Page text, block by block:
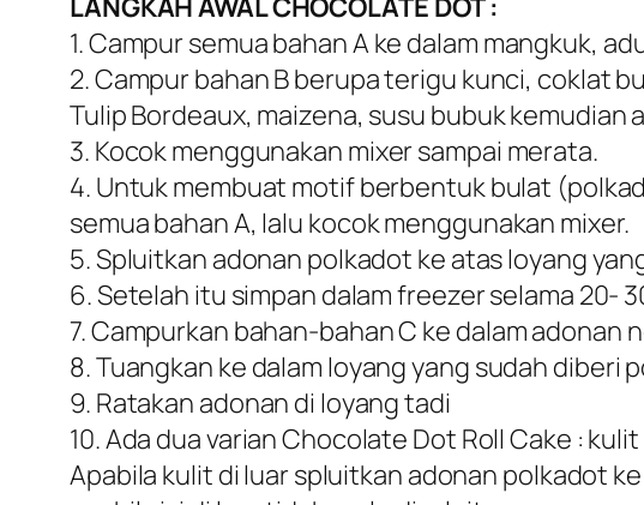
1. Campur semua bahan A ke dalam mangkuk,
2. Campur bahan B berupa terigu kunci, coklat
Tulip Bordeaux, maizena, susu bubuk kemudian
3. Kocok menggunakan mixer sampai merata.
4. Untuk membuat motif berbentuk bulat
semua bahan A, lalu kocok menggunakan mixer.
5. Spluitkan adonan polkadot ke atas loyang
6. Setelah itu simpan dalam freezer selama 20-
7. Campurkan bahan-bahan C ke dalam
8. Tuangkan ke dalam loyang yang sudah diberi
9. Ratakan adonan di loyang tadi
10. Ada dua varian Chocolate Dot Roll Cake :
Apabila kulit di luar spluitkan adonan polkadot